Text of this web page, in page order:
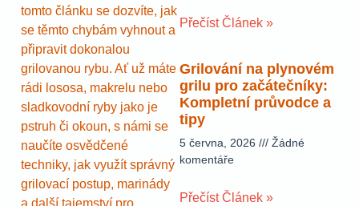
tomto článku se dozvíte, jak
se těmto chybám vyhnout a
připravit dokonalou
grilovanou rybu. Ať už máte
rádi lososa, makrelu nebo
sladkovodní ryby jako je
pstruh či okoun, s námi se
naučíte osvědčené
techniky, jak využít správný
grilovací postup, marinády
Přečíst Článek »
Grilování na plynovém
grilu pro začátečníky:
Kompletní průvodce a
tipy
5 června, 2026
Žádné
komentáře
Přečíst Článek »